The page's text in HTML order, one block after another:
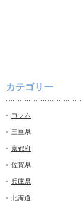
カテゴリー
コラム
三重県
京都府
佐賀県
兵庫県
北海道